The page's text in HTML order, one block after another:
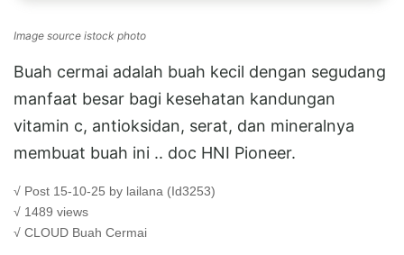
Image source istock photo
Buah cermai adalah buah kecil dengan segudang
manfaat besar bagi kesehatan kandungan
vitamin c, antioksidan, serat, dan mineralnya
membuat buah ini .. doc HNI Pioneer.
√ Post 15-10-25 by lailana (Id3253)
√ 1489 views
√ CLOUD Buah Cermai